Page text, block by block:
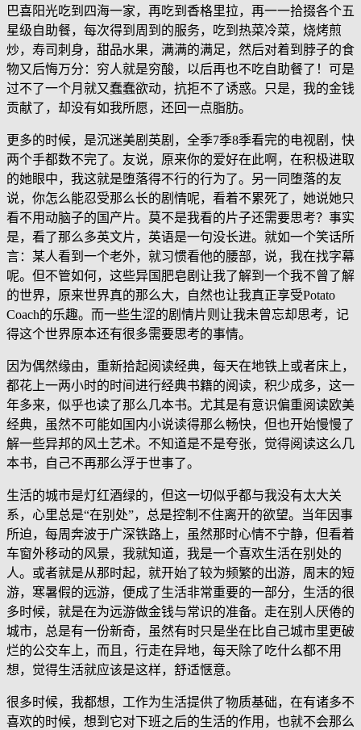
巴喜阳光吃到四海一家，再吃到香格里拉，再一一拾掇各个五
星级自助餐，每次得到周到的服务，吃到热菜冷菜，烧烤煎
炒，寿司刺身，甜品水果，满满的满足，然后对着到脖子的食
物又后悔万分：穷人就是穷酸，以后再也不吃自助餐了！可是
过不了一个月就又蠢蠢欲动，抗拒不了诱惑。只是，我的金钱
贡献了，却没有如我所愿，还回一点脂肪。
更多的时候，是沉迷美剧英剧，全季7季8季看完的电视剧，快
两个手都数不完了。友说，原来你的爱好在此啊，在积极进取
的她眼中，我这就是堕落得不行的行为了。另一同堕落的友
说，你怎么能忍受那么长的剧情呢，看着不累死了，她说她只
看不用动脑子的国产片。莫不是我看的片子还需要思考？事实
是，看了那么多英文片，英语是一句没长进。就如一个笑话所
言：某人看到一个老外，就习惯看他的腰部，说，我在找字幕
呢。但不管如何，这些异国肥皂剧让我了解到一个我不曾了解
的世界，原来世界真的那么大，自然也让我真正享受Potato
Coach的乐趣。而一些生涩的剧情片则让我未曾忘却思考，记
得这个世界原本还有很多需要思考的事情。
因为偶然缘由，重新拾起阅读经典，每天在地铁上或者床上，
都花上一两小时的时间进行经典书籍的阅读，积少成多，这一
年多来，似乎也读了那么几本书。尤其是有意识偏重阅读欧美
经典，虽然不可能如国内小说读得那么畅快，但也开始慢慢了
解一些异邦的风土艺术。不知道是不是夸张，觉得阅读这么几
本书，自己不再那么浮于世事了。
生活的城市是灯红酒绿的，但这一切似乎都与我没有太大关
系，心里总是“在别处”，总是控制不住离开的欲望。当年因事
所迫，每周奔波于广深铁路上，虽然那时心情不宁静，但看着
车窗外移动的风景，我就知道，我是一个喜欢生活在别处的
人。或者就是从那时起，就开始了较为频繁的出游，周末的短
游，寒暑假的远游，便成了生活非常重要的一部分，生活的很
多时候，就是在为远游做金钱与常识的准备。走在别人厌倦的
城市，总是有一份新奇，虽然有时只是坐在比自己城市里更破
烂的公交车上，而且，行走在异地，每天除了吃什么都不用
想，觉得生活就应该是这样，舒适惬意。
很多时候，我都想，工作为生活提供了物质基础，在有诸多不
喜欢的时候，想到它对下班之后的生活的作用，也就不会那么